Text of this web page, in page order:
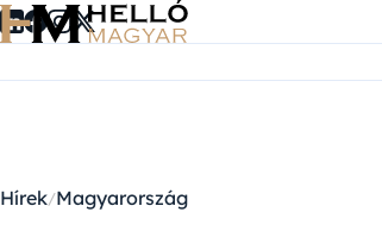
Ugrás a tartalomra
Hírek Magyarország